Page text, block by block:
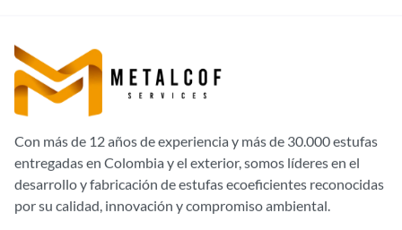
Con más de 12 años de experiencia y más de 30.000 estufas
entregadas en Colombia y el exterior, somos líderes en el
desarrollo y fabricación de estufas ecoeficientes reconocidas
por su calidad, innovación y compromiso ambiental.